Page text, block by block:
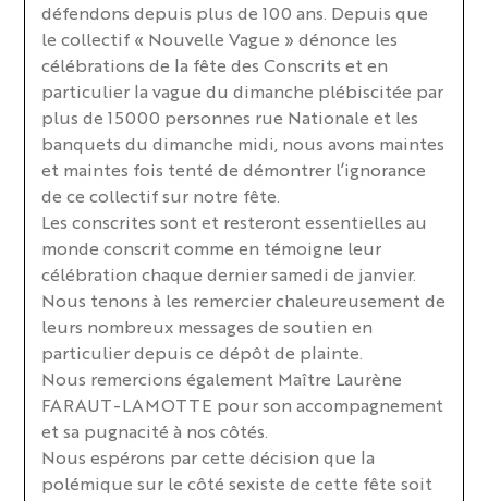
défendons depuis plus de 100 ans. Depuis que
le collectif « Nouvelle Vague » dénonce les
célébrations de la fête des Conscrits et en
particulier la vague du dimanche plébiscitée par
plus de 15000 personnes rue Nationale et les
banquets du dimanche midi, nous avons maintes
et maintes fois tenté de démontrer l’ignorance
de ce collectif sur notre fête.
Les conscrites sont et resteront essentielles au
monde conscrit comme en témoigne leur
célébration chaque dernier samedi de janvier.
Nous tenons à les remercier chaleureusement de
leurs nombreux messages de soutien en
particulier depuis ce dépôt de plainte.
Nous remercions également Maître Laurène
FARAUT-LAMOTTE pour son accompagnement
et sa pugnacité à nos côtés.
Nous espérons par cette décision que la
polémique sur le côté sexiste de cette fête soit